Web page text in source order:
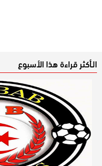
الـأكثر قراءة هذا الأسبوع